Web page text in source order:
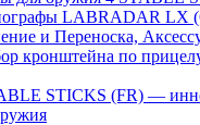
LABRADAR LX
и Переноска,
кронштейна по
STICKS (FR) —